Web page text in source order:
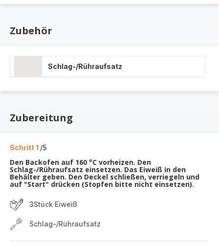
Zubehör
Schlag-/Rühraufsatz
Zubereitung
Schritt 1 /5
Den Backofen auf 160 °C vorheizen. Den
Schlag-/Rühraufsatz einsetzen. Das Eiweiß in den
Behälter geben. Den Deckel schließen, verriegeln und
auf "Start" drücken (Stopfen bitte nicht einsetzen).
3Stück Eiweiß
Schlag-/Rühraufsatz